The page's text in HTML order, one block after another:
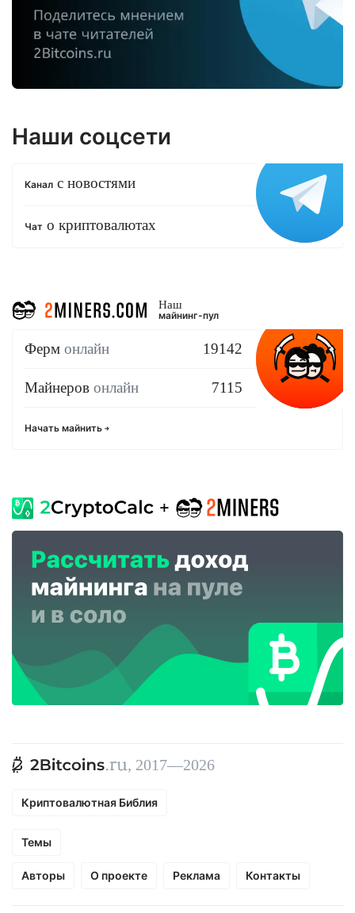
Наши соцсети
Канал с новостями
Чат о криптовалютах
Наш
майнинг-пул
Ферм онлайн 19142
Майнеров онлайн 7115
Начать майнить
, 2017—2026
Криптовалютная Библия
Темы
Авторы О проекте Реклама Контакты